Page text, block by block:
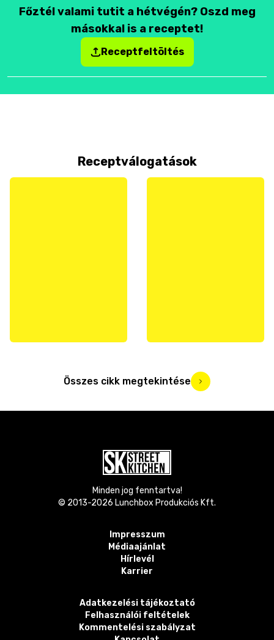
Főztél valami tutit a hétvégén? Oszd meg
másokkal is a receptet!
Receptfeltöltés
Receptválogatások
Összes cikk megtekintése
Minden jog fenntartva!
© 2013-2026 Lunchbox Produkciós Kft.
Impresszum
Médiaajánlat
Hírlevél
Karrier
Adatkezelési tájékoztató
Felhasználói feltételek
Kommentelési szabályzat